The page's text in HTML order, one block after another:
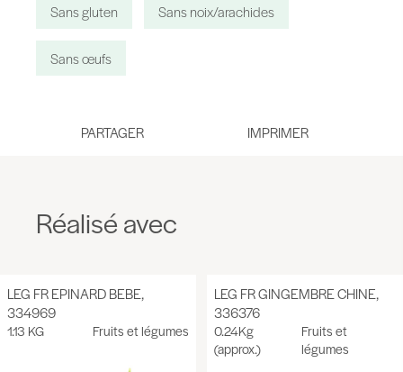
Sans gluten Sans noix/arachides
Sans œufs
PARTAGER
Réalisé avec
LEG FR EPINARD BEBE,
334969
1.13 KG Fruits et légumes
LEG FR GINGEMBRE CHINE,
336376
0.24Kg
(approx.)
Fruits et
légumes